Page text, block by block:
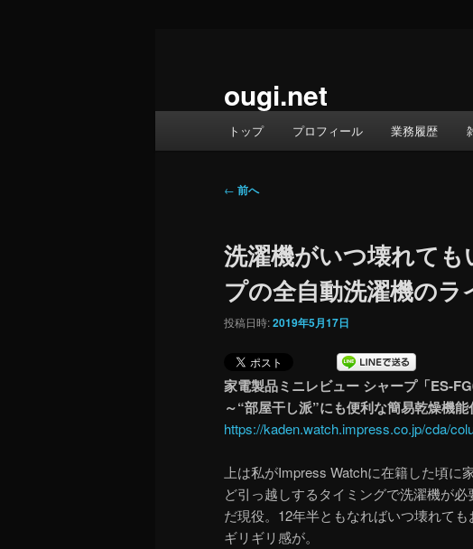
ougi.net
トップ プロフィール 業務履歴
投
ビ
ー
シ
ン
← 前へ
洗濯機がいつ壊れて
プの全自動洗濯機の
投稿日時:2019年5月17日
家電製品ミニレビュー シャープ「ES-
～“部屋干し派”にも便利な簡易乾燥機
https://kaden.watch.impress.co.jp/cda/
上は私がImpress Watchに在籍した頃に
ど引っ越しするタイミングで洗濯機が
だ現役。12年半ともなればいつ壊れて
ギリギリ感が。